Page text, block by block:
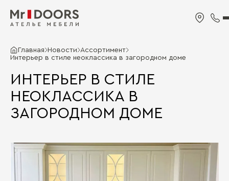
Главная Новости Ассортимент
Интерьер в стиле неоклассика в загородном доме
ИНТЕРЬЕР В СТИЛЕ
НЕОКЛАССИКА В
ЗАГОРОДНОМ ДОМЕ